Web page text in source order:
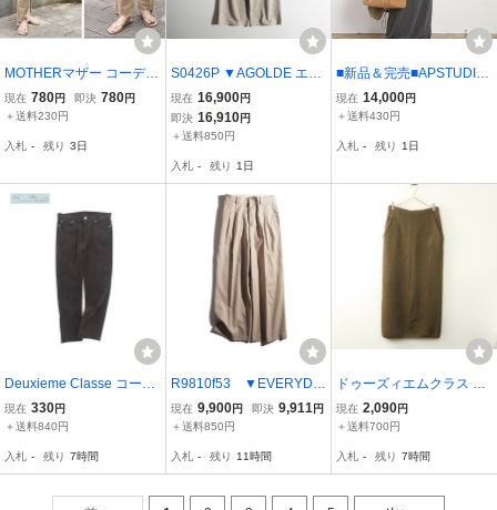
MOTHERマザー コーデュ
ロイ インサイダークロッ
プパンツ24
現在 780円 即決 780円
＋送料230円
入札 - 残り 3日
S0426P ▼AGOLDE エー
ゴールドイー▼ MAGDA
DENIM CARPENTER デ
ニムパンツ グレー 25 / D
ィエムクラス購入 mks
現在 16,900円
即決 16,910円
＋送料850円
入札 - 残り 1日
■新品＆完売■APSTUDIO
AMERICANA アメリカー
ナ 別注 EASY SKIRT スカ
オ ドゥーズィエムクラス
現在 14,000円
＋送料430円
入札 - 残り 1日
Deuxieme Classe コーデ
ュロイスリムパンツ 38 ブ
ラウン ストレッチ コット
現在 330円
＋送料840円
入札 - 残り 7時間
R9810f53 ▼EVERYDA
Y I LIKE. ドゥーズィエム
クラス▼ 23SS Tuck Wi
パンツ ベージュ 34 / 2プ
現在 9,900円 即決 9,911 円
＋送料850円
入札 - 残り 11時間
ドゥーズィエムクラス De
uxieme Classe Knit SK バ
ックスリットニットスカ
ス 【2400014810547】
現在 2,090円
＋送料700円
入札 - 残り 7時間